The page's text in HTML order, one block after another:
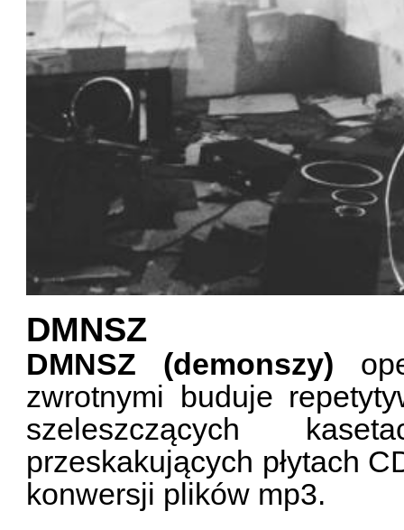
DMNSZ
DMNSZ (demonszy)
zwrotnymi buduje
szeleszczących
przeskakujących płytach
konwersji plików mp3.